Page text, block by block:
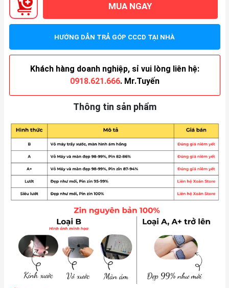
MUA NGAY
HƯỚNG DẪN TRẢ GÓP CCCD TẠI NHÀ
Khách hàng doanh nghiệp, sỉ vui lòng liên hệ:
0918.621.666. Mr.Tuyến
Thông tin sản phẩm